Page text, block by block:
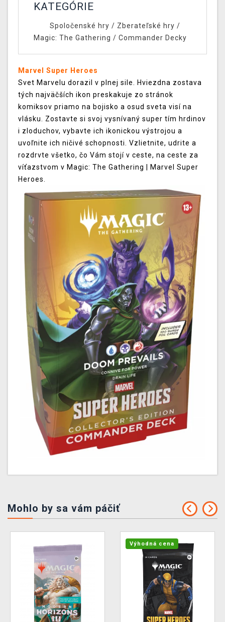
KATEGÓRIE
Spoločenské hry / Zberateľské hry /
Magic: The Gathering / Commander Decky
Marvel Super Heroes
Svet Marvelu dorazil v plnej sile. Hviezdna zostava
tých najväčších ikon preskakuje zo stránok
komiksov priamo na bojisko a osud sveta visí na
vlásku. Zostavte si svoj vysnívaný super tím hrdinov
i zloduchov, vybavte ich ikonickou výstrojou a
uvoľnite ich ničivé schopnosti. Vzlietnite, udrite a
rozdrvte všetko, čo Vám stojí v ceste, na ceste za
víťazstvom v Magic: The Gathering | Marvel Super
Heroes.
Mohlo by sa vám páčiť
Výhodná cena